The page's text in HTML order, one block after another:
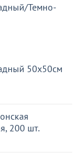
Темно-
50x50см
200 шт.